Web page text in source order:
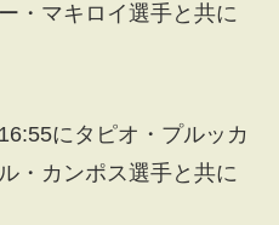
・マキロイ選手と共に
にタピオ・プルッカ
・カンポス選手と共に